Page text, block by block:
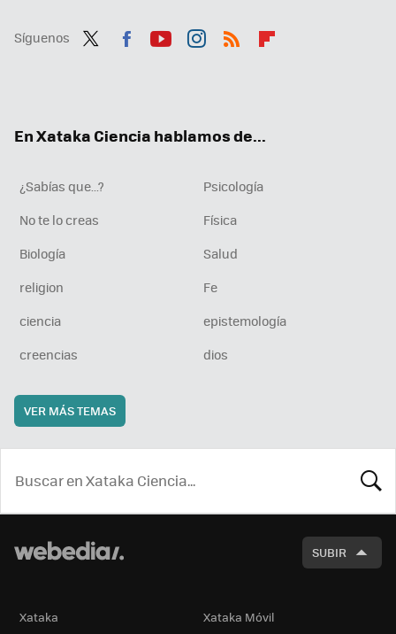
Síguenos
En Xataka Ciencia hablamos de...
¿Sabías que...?
Psicología
No te lo creas
Física
Biología
Salud
religion
Fe
ciencia
epistemología
creencias
dios
VER MÁS TEMAS
SUBIR
Xataka Xataka Móvil